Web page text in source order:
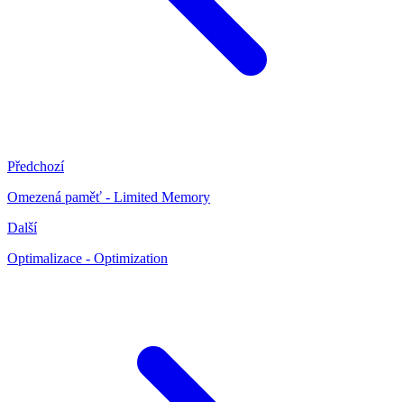
Předchozí
Omezená paměť - Limited Memory
Další
Optimalizace - Optimization